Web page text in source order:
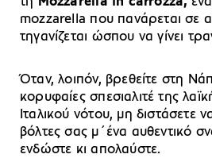
mozzarella που πανάρεται σε
τηγανίζεται ώσπου να γίνει
Όταν, λοιπόν, βρεθείτε στη
κορυφαίες σπεσιαλιτέ της
Ιταλικού νότου, μη διστάσετε
βόλτες σας μ΄ένα αυθεντικό
ενδώστε κι απολαύστε.